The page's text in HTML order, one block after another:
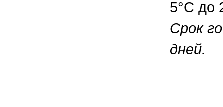
5°С до
Срок
дней.